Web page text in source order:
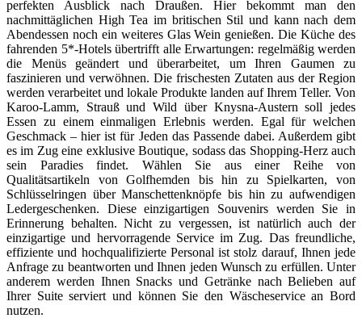
perfekten Ausblick nach Draußen. Hier bekommt man den
nachmittäglichen High Tea im britischen Stil und kann nach dem
Abendessen noch ein weiteres Glas Wein genießen. Die Küche des
fahrenden 5*-Hotels übertrifft alle Erwartungen: regelmäßig werden
die Menüs geändert und überarbeitet, um Ihren Gaumen zu
faszinieren und verwöhnen. Die frischesten Zutaten aus der Region
werden verarbeitet und lokale Produkte landen auf Ihrem Teller. Von
Karoo-Lamm, Strauß und Wild über Knysna-Austern soll jedes
Essen zu einem einmaligen Erlebnis werden. Egal für welchen
Geschmack – hier ist für Jeden das Passende dabei. Außerdem gibt
es im Zug eine exklusive Boutique, sodass das Shopping-Herz auch
sein Paradies findet. Wählen Sie aus einer Reihe von
Qualitätsartikeln von Golfhemden bis hin zu Spielkarten, von
Schlüsselringen über Manschettenknöpfe bis hin zu aufwendigen
Ledergeschenken. Diese einzigartigen Souvenirs werden Sie in
Erinnerung behalten. Nicht zu vergessen, ist natürlich auch der
einzigartige und hervorragende Service im Zug. Das freundliche,
effiziente und hochqualifizierte Personal ist stolz darauf, Ihnen jede
Anfrage zu beantworten und Ihnen jeden Wunsch zu erfüllen. Unter
anderem werden Ihnen Snacks und Getränke nach Belieben auf
Ihrer Suite serviert und können Sie den Wäscheservice an Bord
nutzen.